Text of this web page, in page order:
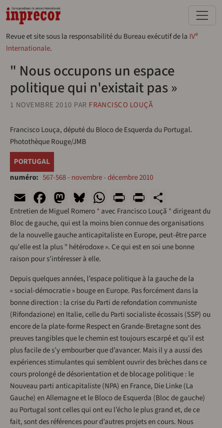
Aller au contenu principal
Revue et site sous la responsabilité du Bureau exécutif de la IVe
Internationale.
" Nous occupons un espace
politique qui n'existait pas »
1 NOVEMBRE 2010 PAR FRANCISCO LOUÇÃ
Francisco Louça, député du Bloco de Esquerda du Portugal.
Photothèque Rouge/JMB
PORTUGAL
numéro
567-568 - novembre - décembre 2010
EmailFacebook
Mastodon
Bluesky
WhatsApp
Print
Entretien de Miguel Romero* avec Francisco Louçã *dirigeant du
Bloc de gauche, qui est la moins bien connue des organisations
de la nouvelle gauche anticapitaliste en Europe, peut-être parce
qu'elle est la plus " hétérodoxe ». Ce qui est en soi une bonne
raison pour s'intéresser à elle.
Depuis quelques années, l’espace politique à la gauche de la
« social-démocratie » bouge en Europe. Pas forcément dans la
bonne direction : la crise du Parti de refondation communiste
(Rifondazione) en Italie, celle du Parti socialiste écossais (SSP) ou
encore de la plate-forme Respect en Grande-Bretagne sont des
preuves tangibles que le chemin est toujours escarpé et qu’il est
plus facile de s’y embourber que d’avancer. Mais il y a aussi des
expériences stimulantes qui semblent ouvrir des brèches dans ce
cours prolongé de désorientation et de blocage politique : le
Nouveau parti anticapitaliste (NPA) en France, Die Linke (La
Gauche) en Allemagne et le Bloco de Esquerda (Bloc de gauche)
au Portugal sont celles qui ont eu l’écho le plus grand et, de ce
fait, sont des références pour d’autres projets en cours. Nous